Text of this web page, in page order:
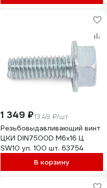
1 349 ₽13.49 ₽/шт
Резьбовыдавливающий винт
ЦКИ DIN7500D М6х16 Ц
SW10 уп. 100 шт. 63754
В корзину